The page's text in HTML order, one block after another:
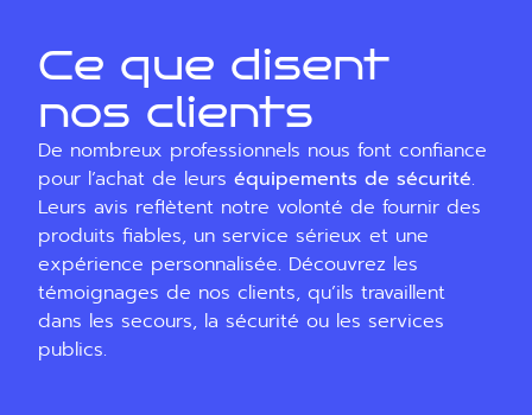
Ce que disent
nos clients
De nombreux professionnels nous font confiance
pour l’achat de leurséquipements de sécurité.
Leurs avis reflètent notre volonté de fournir des
produits fiables, un service sérieux et une
expérience personnalisée. Découvrez les
témoignages de nos clients, qu’ils travaillent
dans les secours, la sécurité ou les services
publics.